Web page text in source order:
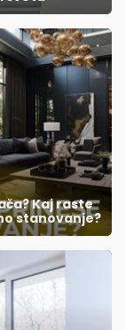
Kaj raste
stanovanje?